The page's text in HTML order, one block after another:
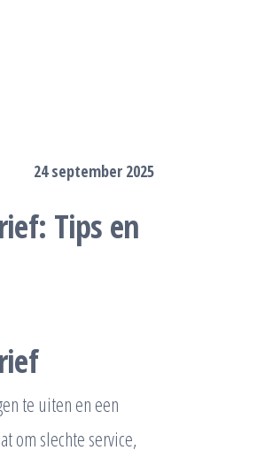
24 september 2025
Tips en
te uiten en een
om slechte service,